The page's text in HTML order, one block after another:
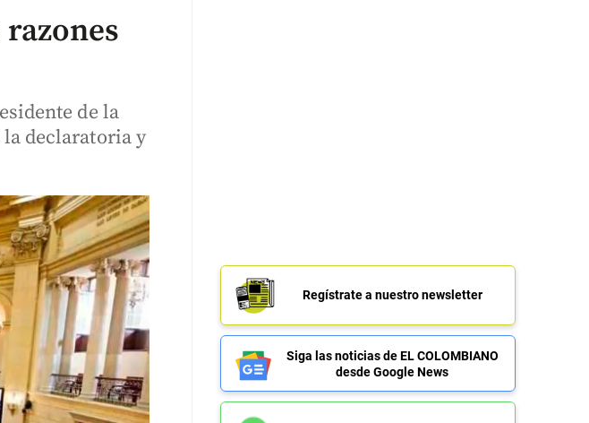
de la
declaratoria y
Regístrate a nuestro newsletter
Siga las noticias de EL COLOMBIANO
desde Google News